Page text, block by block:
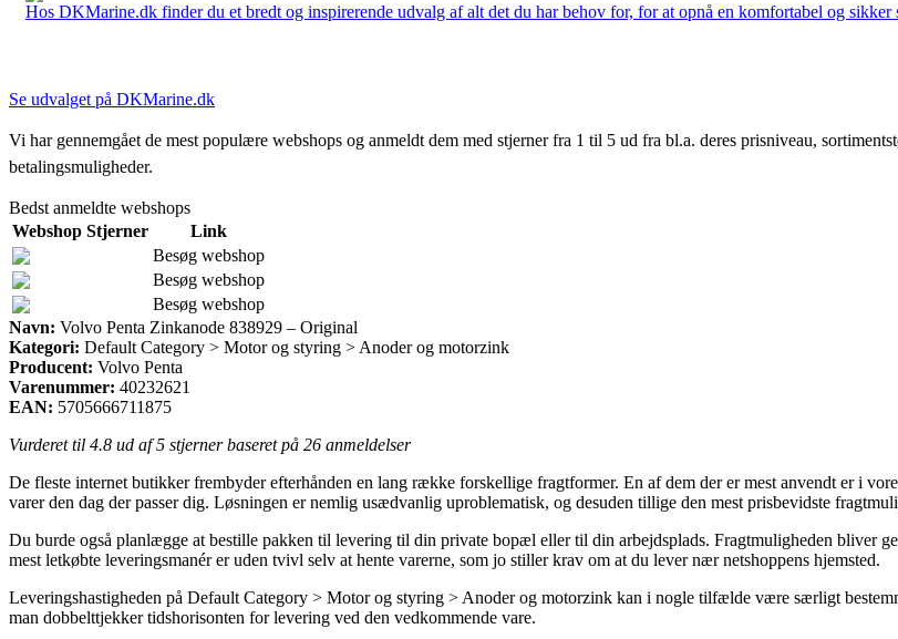
Hos DKMarine.dk finder du et bredt og inspirerende udvalg af alt det du har behov for, for at opnå en komfortabel og
Se udvalget på DKMarine.dk
Vi har gennemgået de mest populære webshops og anmeldt dem med stjerner fra 1 til 5 ud fra bl.a. deres prisniveau,
betalingsmuligheder.
Bedst anmeldte webshops
Webshop Stjerner
Link
Besøg webshop
Besøg webshop
Besøg webshop
Navn: Volvo Penta Zinkanode 838929 – Original
Kategori: Default Category > Motor og styring > Anoder og motorzink
Producent: Volvo Penta
Varenummer: 40232621
EAN: 5705666711875
Vurderet til 4.8 ud af 5 stjerner baseret på 26 anmeldelser
De fleste internet butikker frembyder efterhånden en lang række forskellige fragtformer. En af dem der er mest anvendt er i
varer den dag der passer dig. Løsningen er nemlig usædvanlig uproblematisk, og desuden tillige den mest prisbevidste
Du burde også planlægge at bestille pakken til levering til din private bopæl eller til din arbejdsplads. Fragtmuligheden bliver
mest letkøbte leveringsmanér er uden tvivl selv at hente varerne, som jo stiller krav om at du lever nær netshoppens hjemsted.
Leveringshastigheden på Default Category > Motor og styring > Anoder og motorzink kan i nogle tilfælde være særligt
man dobbelttjekker tidshorisonten for levering ved den vedkommende vare.